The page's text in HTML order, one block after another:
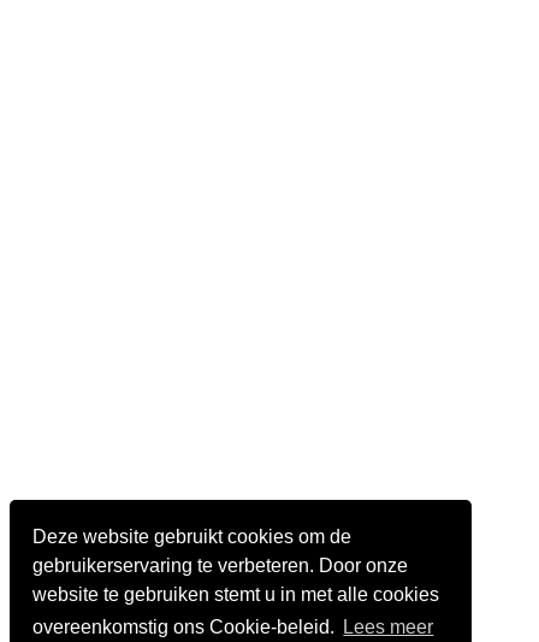
Deze website gebruikt cookies om de
gebruikerservaring te verbeteren. Door onze
website te gebruiken stemt u in met alle cookies
overeenkomstig ons Cookie-beleid.
Lees meer